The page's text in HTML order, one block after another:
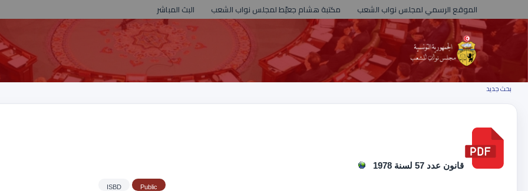
الموقع الرسمي لمجلس نواب الشعب مكتبة هشام جعيّط لمجلس نواب الشعب البث المباشر
بحث جديد
قانون عدد 57 لسنة 1978
Public
ISBD